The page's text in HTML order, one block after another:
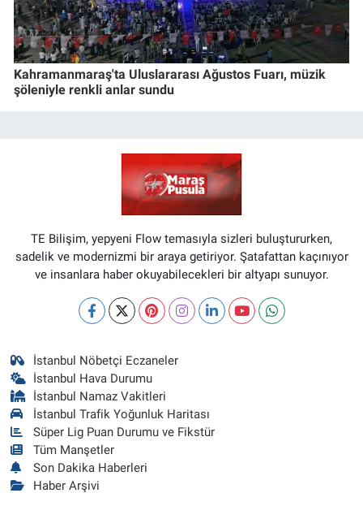
Kahramanmaraş'ta Uluslararası Ağustos Fuarı, müzik
şöleniyle renkli anlar sundu
TE Bilişim, yepyeni Flow temasıyla sizleri buluştururken,
sadelik ve modernizmi bir araya getiriyor. Şatafattan kaçınıyor
ve insanlara haber okuyabilecekleri bir altyapı sunuyor.
İstanbul Nöbetçi Eczaneler
İstanbul Hava Durumu
İstanbul Namaz Vakitleri
İstanbul Trafik Yoğunluk Haritası
Süper Lig Puan Durumu ve Fikstür
Tüm Manşetler
Son Dakika Haberleri
Haber Arşivi